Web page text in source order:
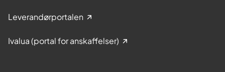
Leverandørportalen
Ivalua (portal for anskaffelser)